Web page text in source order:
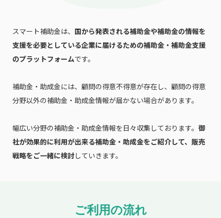
スマート補助金は、 国から発表される補助金や補助金の情報を
支援を必要としている企業に届けるための補助金・補助金支援
のプラットフォームです。
補助金・助成金には、顧問の得意不得意が存在し、顧問の得意
分野以外の補助金・助成金情報が届かない場合があります。
幅広い分野の補助金・助成金情報を日々収集しております。 御
社が効果的に利用が出来る補助金・助成金をご紹介して、販売
戦略をご一緒に検討していきます。
ご利用の流れ